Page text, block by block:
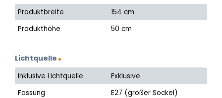
Produktbreite
154 cm
Produkthöhe
50 cm
Lichtquelle
Inklusive Lichtquelle
Exklusive
Fassung
E27 (großer Sockel)